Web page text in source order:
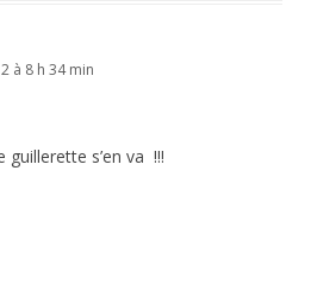
à 8 h 34 min
s’en va !!!